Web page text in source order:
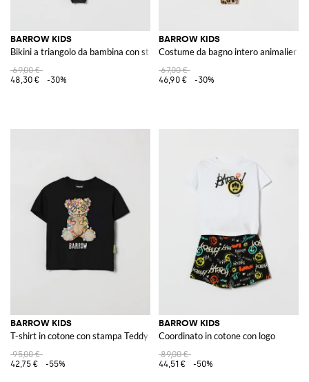
BARROW KIDS
Bikini a triangolo da bambina con stampa Teddy bear e logo a contrasto
69,00 €
48,30 €
-30%
BARROW KIDS
Costume da bagno intero animalier
67,00 €
46,90 €
-30%
BARROW KIDS
T-shirt in cotone con stampa Teddy
95,00 €
42,75 €
-55%
BARROW KIDS
Coordinato in cotone con logo
89,00 €
44,51 €
-50%